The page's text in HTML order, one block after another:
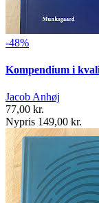
-48%
Kompendium i
Jacob Anhøj
77,00 kr.
Nypris 149,00 kr.